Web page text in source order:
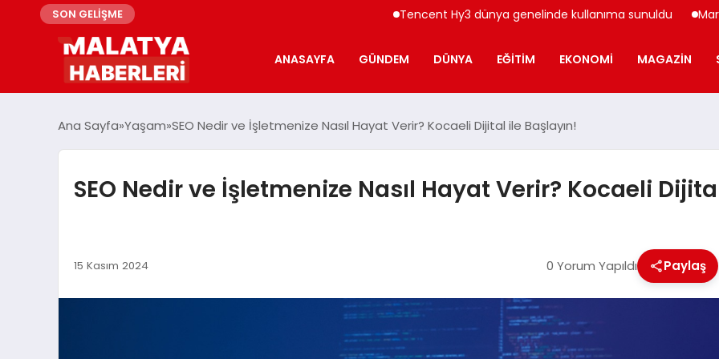
SON GELİŞME Tencent Hy3 dünya genelinde kullanıma sunuldu Mars
ANASAYFA GÜNDEM DÜNYA EĞITIM EKONOMI MAGAZIN
Ana Sayfa Yaşam SEO Nedir ve İşletmenize Nasıl Hayat Verir? Kocaeli Dijital ile Başlayın!
SEO Nedir ve İşletmenize Nasıl Hayat Verir? Kocaeli
15 Kasım 2024 0 Yorum Yapıldı Paylaş